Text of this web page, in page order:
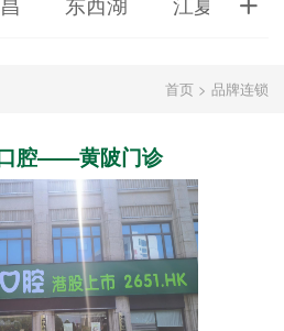

首页> 品牌连锁
腔——黄陂门诊